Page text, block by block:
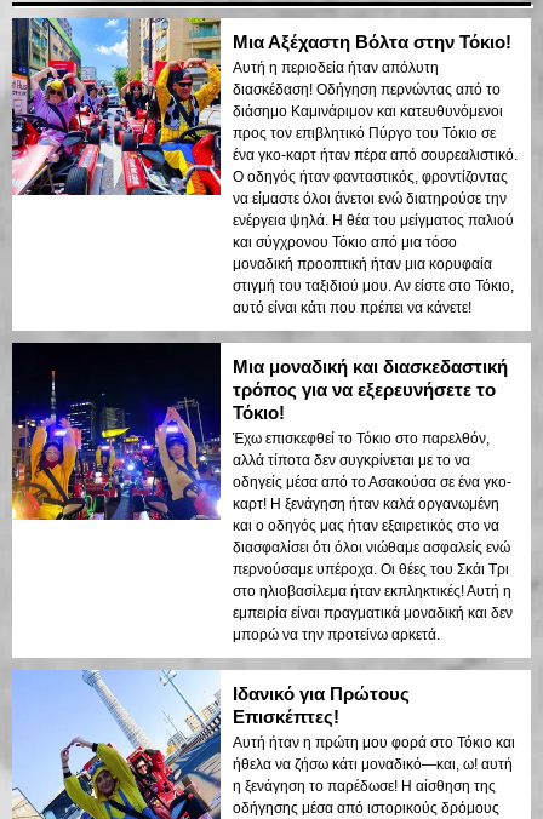
Μια Αξέχαστη Βόλτα στην Τόκιο!
Αυτή η περιοδεία ήταν απόλυτη
διασκέδαση! Οδήγηση περνώντας από το
διάσημο Καμινάριμον και κατευθυνόμενοι
προς τον επιβλητικό Πύργο του Τόκιο σε
ένα γκο-καρτ ήταν πέρα από σουρεαλιστικό.
Ο οδηγός ήταν φανταστικός, φροντίζοντας
να είμαστε όλοι άνετοι ενώ διατηρούσε την
ενέργεια ψηλά. Η θέα του μείγματος παλιού
και σύγχρονου Τόκιο από μια τόσο
μοναδική προοπτική ήταν μια κορυφαία
στιγμή του ταξιδιού μου. Αν είστε στο Τόκιο,
αυτό είναι κάτι που πρέπει να κάνετε!
Μια μοναδική και διασκεδαστική
τρόπος για να εξερευνήσετε το
Τόκιο!
Έχω επισκεφθεί το Τόκιο στο παρελθόν,
αλλά τίποτα δεν συγκρίνεται με το να
οδηγείς μέσα από το Ασακούσα σε ένα γκο-
καρτ! Η ξενάγηση ήταν καλά οργανωμένη
και ο οδηγός μας ήταν εξαιρετικός στο να
διασφαλίσει ότι όλοι νιώθαμε ασφαλείς ενώ
περνούσαμε υπέροχα. Οι θέες του Σκάι Τρι
στο ηλιοβασίλεμα ήταν εκπληκτικές! Αυτή η
εμπειρία είναι πραγματικά μοναδική και δεν
μπορώ να την προτείνω αρκετά.
Ιδανικό για Πρώτους
Επισκέπτες!
Αυτή ήταν η πρώτη μου φορά στο Τόκιο και
ήθελα να ζήσω κάτι μοναδικό—και, ω! αυτή
η ξενάγηση το παρέδωσε! Η αίσθηση της
οδήγησης μέσα από ιστορικούς δρόμους